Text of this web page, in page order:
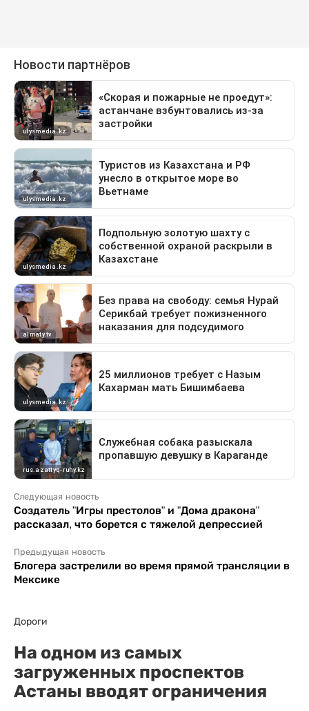
Следующая новость
Создатель "Игры престолов" и "Дома дракона"
рассказал, что борется с тяжелой депрессией
Предыдущая новость
Блогера застрелили во время прямой трансляции в
Мексике
Дороги
На одном из самых
загруженных проспектов
Астаны вводят ограничения